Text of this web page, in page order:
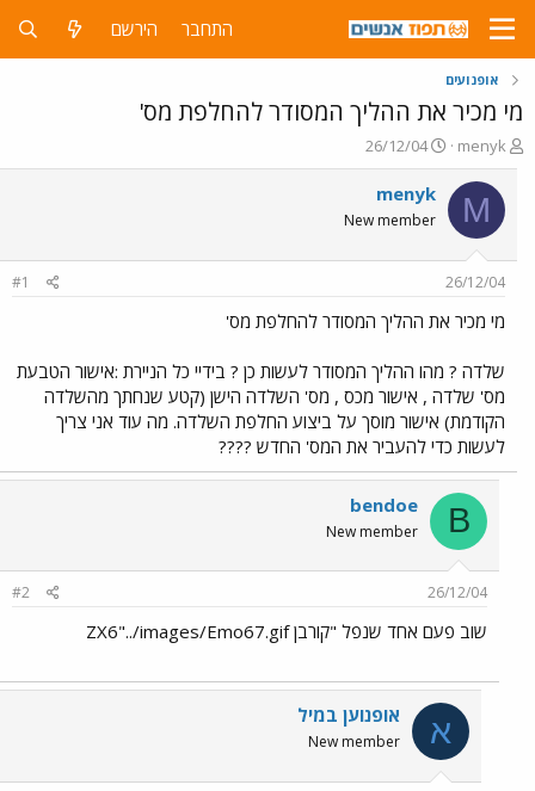
התחבר הירשם
אופנועים
מי מכיר את ההליך המסודר להחלפת מס'
פ
ו
ת
ח
ה
ש
א
menyk
פ
ו
ר
ס
ם
ר
26/12/04
M
menyk
New member
26/12/04
#1
מי מכיר את ההליך המסודר להחלפת מס'
שלדה ? מהו ההליך המסודר לעשות כן ? בידיי כל הניירת :אישור הטבעת
מס' שלדה , אישור מכס , מס' השלדה הישן (קטע שנחתך מהשלדה
הקודמת) אישור מוסך על ביצוע החלפת השלדה. מה עוד אני צריך
לעשות כדי להעביר את המס' החדש ????
B
bendoe
New member
26/12/04
#2
שוב פעם אחד שנפל "קורבן ZX6"../images/Emo67.gif
א אופנוען במיל
New member